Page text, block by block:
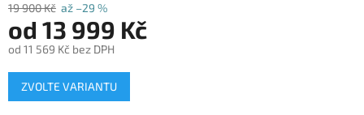
19 900 Kč až –29 %
od 13 999 Kč
od 11 569 Kč bez DPH
Měrná
cena:
ZVOLTE VARIANTU